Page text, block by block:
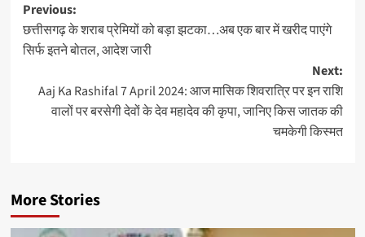
Post
navigation
Previous:
छत्तीसगढ़ के शराब प्रेमियों को बड़ा झटका…अब एक बार में खरीद पाएंगे
सिर्फ इतने बोतल, आदेश जारी
Next:
Aaj Ka Rashifal 7 April 2024: आज मासिक शिवरात्रि पर इन राशि
वालों पर बरसेगी देवों के देव महादेव की कृपा, जानिए किस जातक की
चमकेगी किस्मत
More Stories